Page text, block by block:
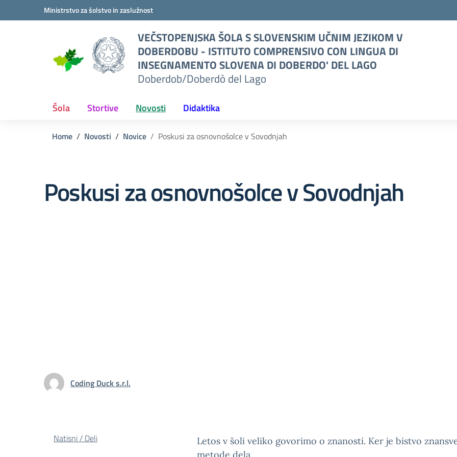
Vai ai contenuti
Vai al menu di navigazioneMinistrstvo za šolstvo in zaslužnost
VEČSTOPENJSKA ŠOLA S SLOVENSKIM UČNIM JEZIKOM V
DOBERDOBU - ISTITUTO COMPRENSIVO CON LINGUA DI
INSEGNAMENTO SLOVENA DI DOBERDO' DEL LAGO
Doberdob/Doberdò del Lago
Šola Stortive Novosti Didaktika
Home Novosti Novice Poskusi za osnovnošolce v Sovodnjah
Poskusi za osnovnošolce v Sovodnjah
Coding Duck s.r.l.
Letos v šoli veliko govorimo o znanosti. Ker je bistvo
Natisni / Deli